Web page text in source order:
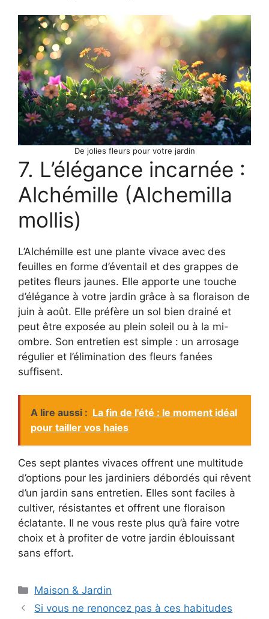
De jolies fleurs pour votre jardin
7. L’élégance incarnée :
Alchémille (Alchemilla
mollis)
L’Alchémille est une plante vivace avec des
feuilles en forme d’éventail et des grappes de
petites fleurs jaunes. Elle apporte une touche
d’élégance à votre jardin grâce à sa floraison de
juin à août. Elle préfère un sol bien drainé et
peut être exposée au plein soleil ou à la mi-
ombre. Son entretien est simple : un arrosage
régulier et l’élimination des fleurs fanées
suffisent.
A lire aussi : La fin de l'été : le moment idéal
pour tailler vos haies
Ces sept plantes vivaces offrent une multitude
d’options pour les jardiniers débordés qui rêvent
d’un jardin sans entretien. Elles sont faciles à
cultiver, résistantes et offrent une floraison
éclatante. Il ne vous reste plus qu’à faire votre
choix et à profiter de votre jardin éblouissant
sans effort.
Catégories
Maison & Jardin
Si vous ne renoncez pas à ces habitudes